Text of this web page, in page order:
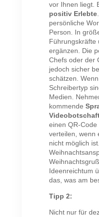
vor Ihnen liegt.
positiv Erlebte
persönliche
Person. In
Führungskräfte
ergänzen. Die
Chefs oder der
jedoch sicher
schätzen.
Schreibertyp
Medien.
kommende
einen QR-
verteilen, wenn
nicht möglich
Ideenreichtum
das, was am
Tipp 2:
Nicht nur für